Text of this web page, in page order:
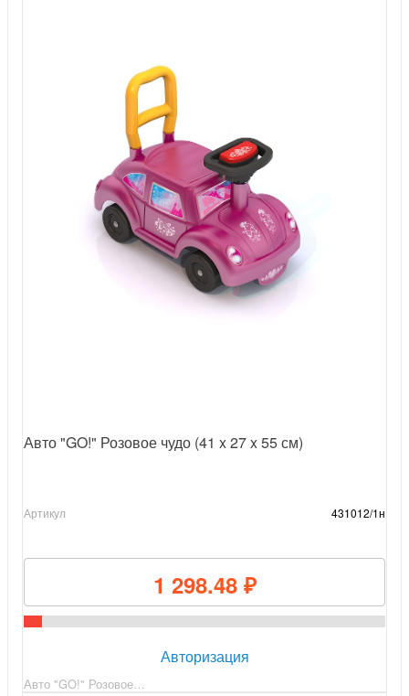
Авто "GO!" Розовое чудо (41 x 27 x 55 см)
Артикул 431012/1н
1 298.48 ₽
Авторизация
Авто "GO!" Розовое…